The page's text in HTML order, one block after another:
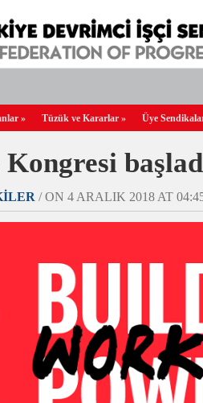
» Tüzük ve Kararlar » Üye
/ ON 4 ARALIK 2018 AT